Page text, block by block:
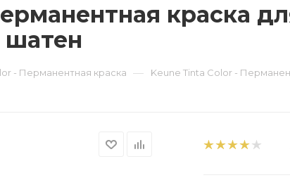
краска
шатен
- Перманентная краска — Keune Tinta Color -